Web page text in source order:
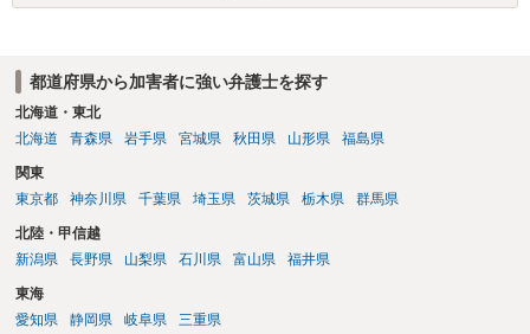
が私の弁護経験では多くなった印象です（最終的には不起訴ないし各
都道府県から加害者に強い弁護士を探す
北海道・東北
北海道
青森県 岩手県 宮城県 秋田県 山形県 福島県
関東
東京都
神奈川県 千葉県 埼玉県 茨城県 栃木県 群馬県
北陸・甲信越
新潟県
長野県 山梨県 石川県 富山県 福井県
東海
愛知県
静岡県 岐阜県 三重県